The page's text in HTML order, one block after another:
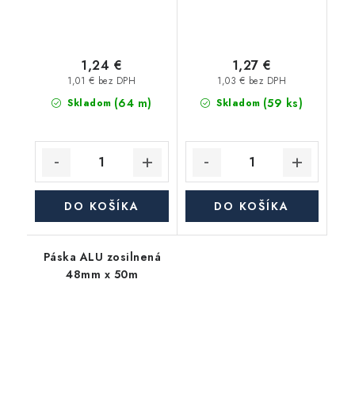
Skladom (64 m)
1,01 € bez DPH
1,24 €
DO KOŠÍKA
Skladom (59 ks)
1,03 € bez DPH
1,27 €
DO KOŠÍKA
Páska ALU zosilnená
48mm x 50m